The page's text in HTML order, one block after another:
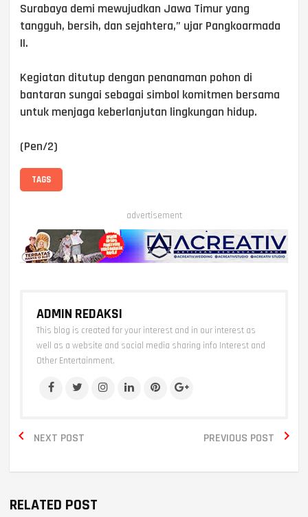
Surabaya demi mewujudkan Jawa Timur yang
tangguh, bersih, dan sejahtera,” ujar Pangkoarmada
II.
Kegiatan ditutup dengan penanaman pohon di
bantaran sungai sebagai simbol komitmen bersama
untuk menjaga keberlanjutan lingkungan hidup.
(Pen/2)
TAGS
advertisement
ADMIN REDAKSI
This blog is created for your interest and in our interest as
well as a website and social media sharing info Interest and
Other Entertainment.
NEXT POST
 PREVIOUS POST 
RELATED POST